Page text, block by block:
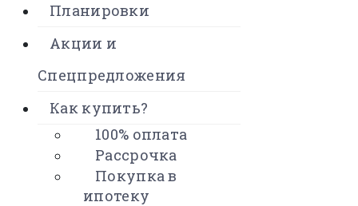
Планировки
Акции и
Спецпредложения
Как купить?
100% оплата
Рассрочка
Покупка в
ипотеку